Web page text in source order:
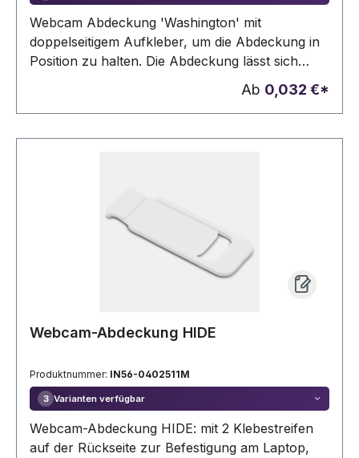
Webcam Abdeckung 'Washington' mit
doppelseitigem Aufkleber, um die Abdeckung in
Position zu halten. Die Abdeckung lässt sich
einfach öffnen und schließen. Der Artikel haftet
Ab 0,032 €*
Webcam-Abdeckung HIDE
Produktnummer: IN56-0402511M
3 Varianten verfügbar
Webcam-Abdeckung HIDE: mit 2 Klebestreifen
auf der Rückseite zur Befestigung am Laptop,